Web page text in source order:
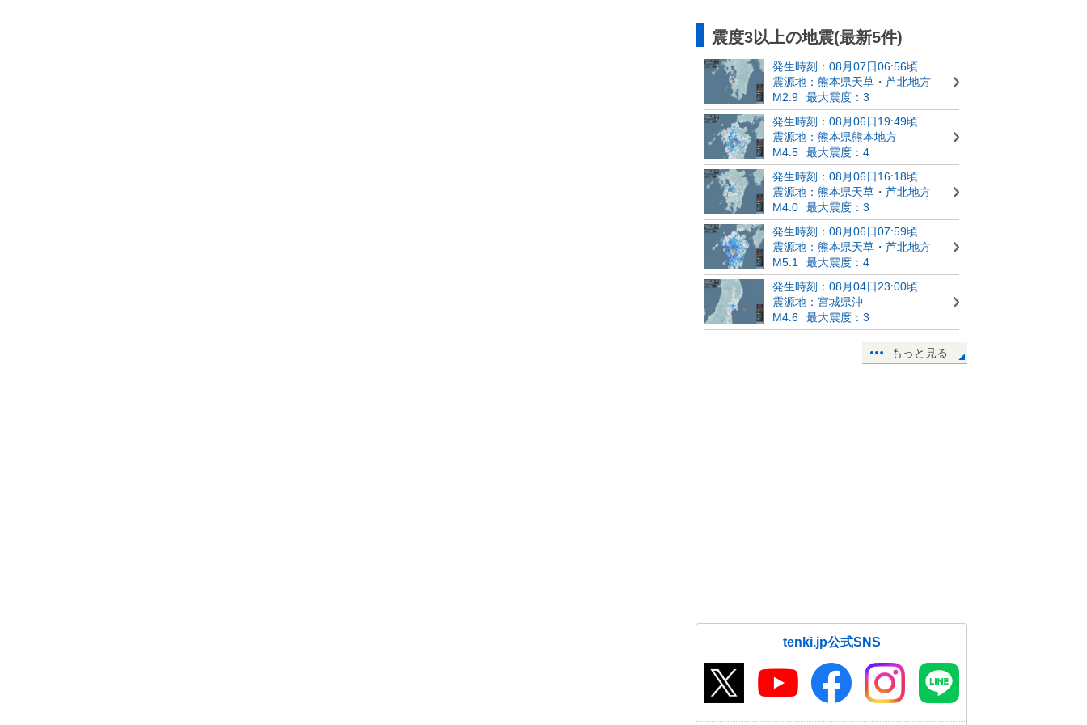
震度3以上の地震(最新5件)
発生時刻：08月07日06:56頃
震源地：熊本県天草・芦北地方
M2.9
最大震度：3
発生時刻：08月06日19:49頃
震源地：熊本県熊本地方
M4.5
最大震度：4
発生時刻：08月06日16:18頃
震源地：熊本県天草・芦北地方
M4.0
最大震度：3
発生時刻：08月06日07:59頃
震源地：熊本県天草・芦北地方
M5.1
最大震度：4
発生時刻：08月04日23:00頃
震源地：宮城県沖
M4.6
最大震度：3
もっと見る
tenki.jp公式SNS